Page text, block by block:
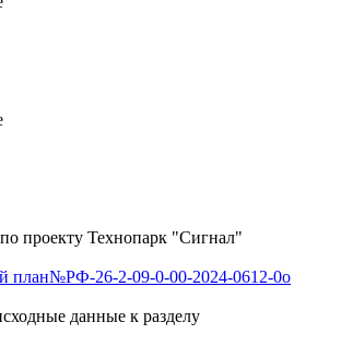
проекту Технопарк "Сигнал"
план№РФ-26-2-09-0-00-2024-0612-0о
данные к разделу